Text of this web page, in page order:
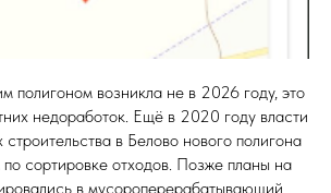
полигоном возникла не в 2026 году, это
недоработок. Ещё в 2020 году власти
в Белово нового полигона
сортировке отходов. Позже планы на
в мусороперерабатывающий